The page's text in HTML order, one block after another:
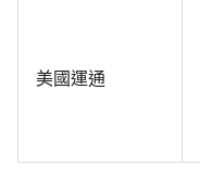
美國運通